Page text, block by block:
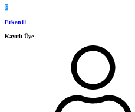
E
Erkan11
Kayıtlı Üye